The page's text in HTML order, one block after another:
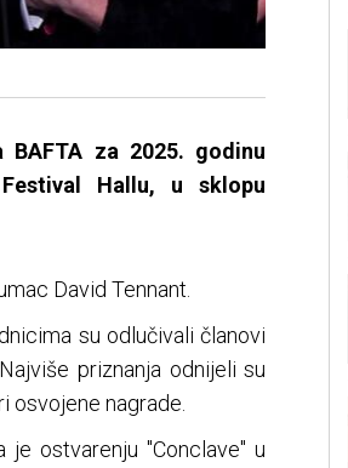
za 2025. godinu
Hallu, u sklopu
David Tennant.
su odlučivali članovi
priznanja odnijeli su
osvojene nagrade.
je ostvarenju "Conclave" u